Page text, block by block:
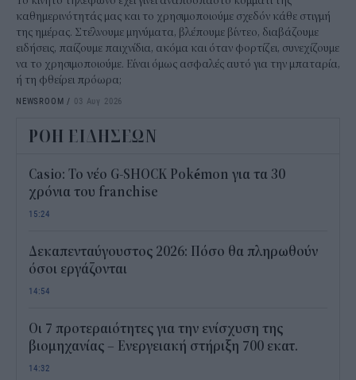
καθημερινότητάς μας και το χρησιμοποιούμε σχεδόν κάθε στιγμή
της ημέρας. Στέλνουμε μηνύματα, βλέπουμε βίντεο, διαβάζουμε
ειδήσεις, παίζουμε παιχνίδια, ακόμα και όταν φορτίζει, συνεχίζουμε
να το χρησιμοποιούμε. Είναι όμως ασφαλές αυτό για την μπαταρία,
ή τη φθείρει πρόωρα;
NEWSROOM / 03 Αυγ 2026
ΡΟΗ ΕΙΔΗΣΕΩΝ
Casio: Το νέο G-SHOCK Pokémon για τα 30
χρόνια του franchise
15:24
Δεκαπενταύγουστος 2026: Πόσο θα πληρωθούν
όσοι εργάζονται
14:54
Οι 7 προτεραιότητες για την ενίσχυση της
βιομηχανίας – Ενεργειακή στήριξη 700 εκατ.
14:32